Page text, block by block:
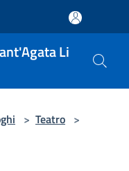
Li
> Teatro >